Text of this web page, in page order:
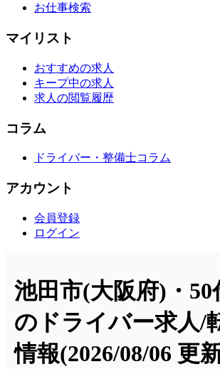
お仕事検索
マイリスト
おすすめの求人
キープ中の求人
求人の閲覧履歴
コラム
ドライバー・整備士コラム
アカウント
会員登録
ログイン
池田市(大阪府)・50
のドライバー求人/
情報(2026/08/06 更